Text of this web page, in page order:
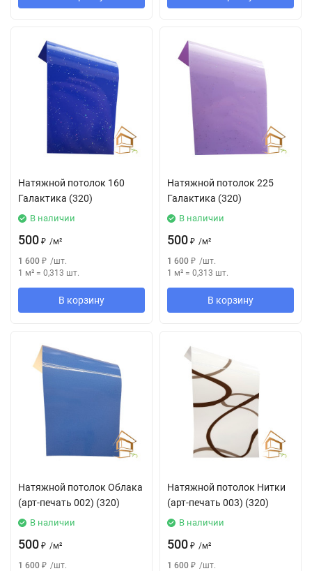
Натяжной потолок 160
Галактика (320)
В наличии
500 ₽ /м²
1 600 ₽ /шт.
1 м² = 0,313 шт.
В корзину
Натяжной потолок 225
Галактика (320)
В наличии
500 ₽ /м²
1 600 ₽ /шт.
1 м² = 0,313 шт.
В корзину
Натяжной потолок Облака
(арт-печать 002) (320)
В наличии
500 ₽ /м²
1 600 ₽ /шт.
Натяжной потолок Нитки
(арт-печать 003) (320)
В наличии
500 ₽ /м²
1 600 ₽ /шт.